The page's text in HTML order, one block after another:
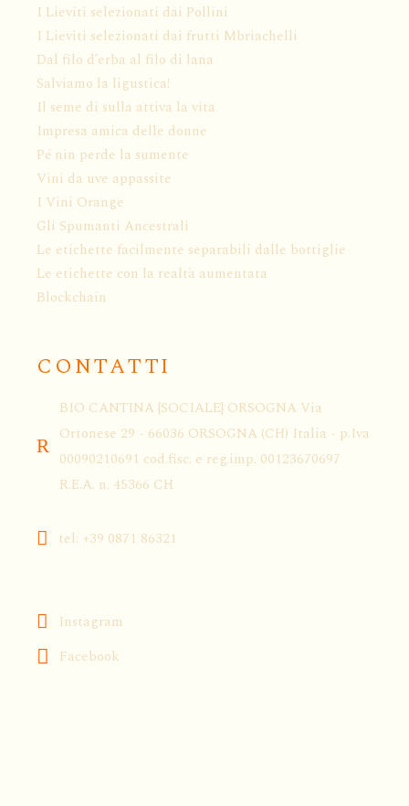
I Lieviti selezionati dai Pollini
I Lieviti selezionati dai frutti Mbriachelli
Dal filo d’erba al filo di lana
Salviamo la ligustica!
Il seme di sulla attiva la vita
Impresa amica delle donne
Pé nin perde la sumente
Vini da uve appassite
I Vini Orange
Gli Spumanti Ancestrali
Le etichette facilmente separabili dalle bottiglie
Le etichette con la realtà aumentata
Blockchain
CONTATTI
BIO CANTINA {SOCIALE} ORSOGNA Via
Ortonese 29 - 66036 ORSOGNA (CH) Italia - p.Iva
00090210691 cod.fisc. e reg.imp. 00123670697
R.E.A. n. 45366 CH
tel: +39 0871 86321
Instagram
Facebook